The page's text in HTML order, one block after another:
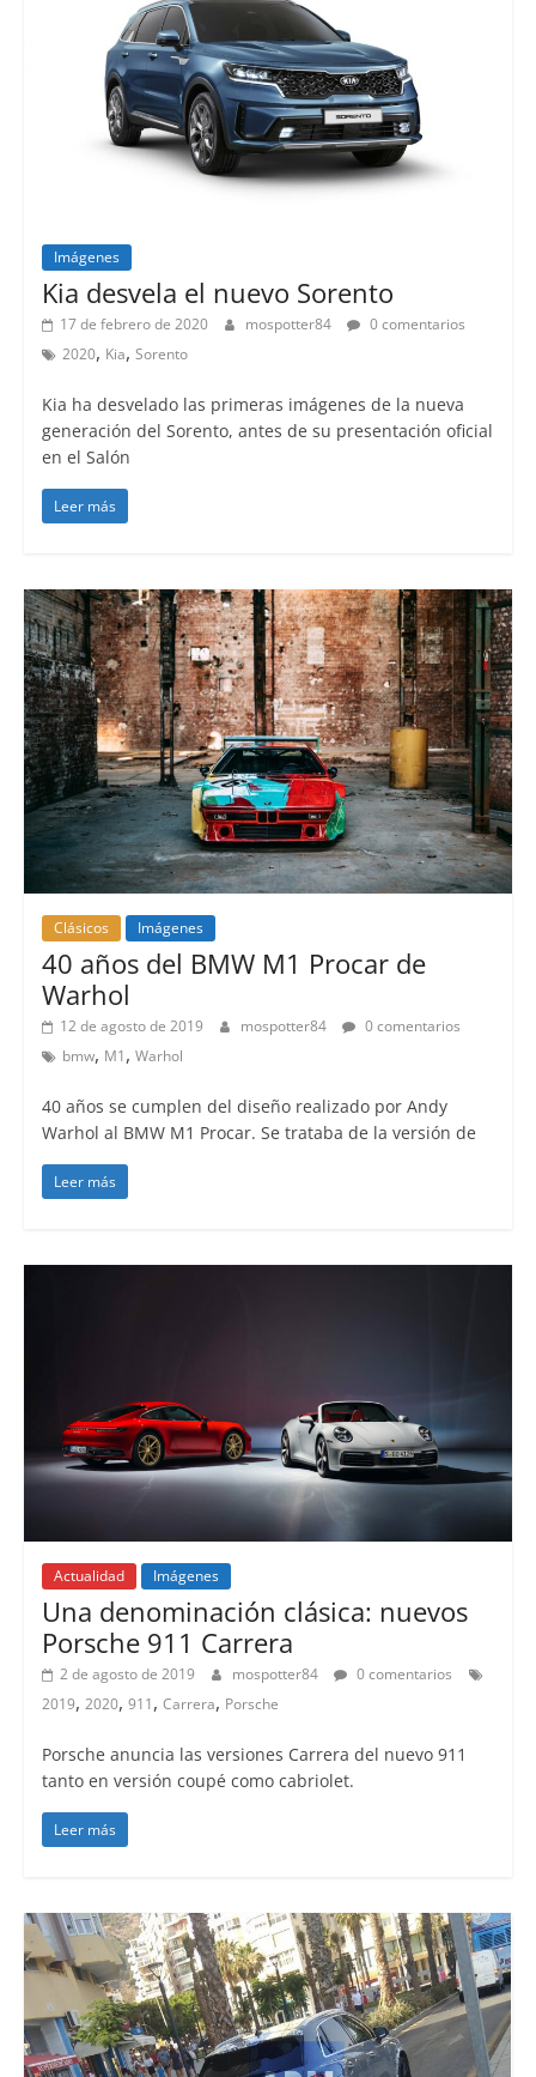
Imágenes
Kia desvela el nuevo Sorento
17 de febrero de 2020 mospotter84
0 comentarios
2020, Kia, Sorento
Kia ha desvelado las primeras imágenes de la nueva
generación del Sorento, antes de su presentación oficial
en el Salón
Leer más
Clásicos Imágenes
40 años del BMW M1 Procar de
Warhol
12 de agosto de 2019 mospotter84
0 comentarios
bmw, M1, Warhol
40 años se cumplen del diseño realizado por Andy
Warhol al BMW M1 Procar. Se trataba de la versión de
Leer más
Actualidad Imágenes
Una denominación clásica: nuevos
Porsche 911 Carrera
2 de agosto de 2019 mospotter84
0 comentarios
2019, 2020, 911, Carrera, Porsche
Porsche anuncia las versiones Carrera del nuevo 911
tanto en versión coupé como cabriolet.
Leer más